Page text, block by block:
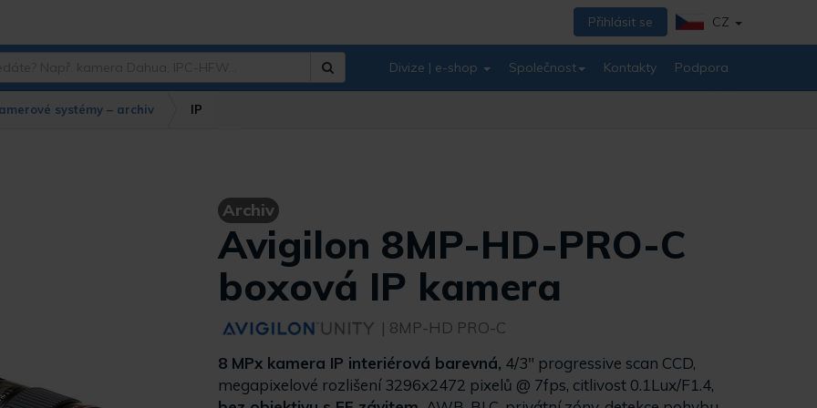
Přihlásit se CZ
Divize | e-shop Společnost Kontakty Podpora
systémy – archiv IP
Archiv
Avigilon 8MP-HD-PRO-C
boxová IP kamera
| 8MP-HD PRO-C
8 MPx kamera IP interiérová barevná, 4/3" progressive scan CCD,
megapixelové rozlišení 3296x2472 pixelů @ 7fps, citlivost 0.1Lux/F1.4,